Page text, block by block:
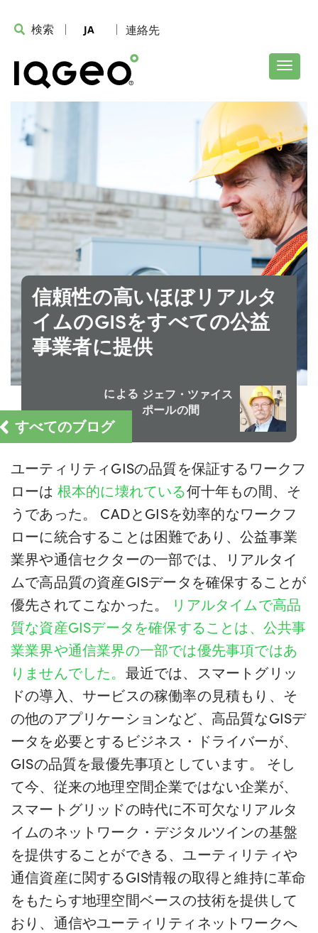
検索 JA 連絡先
すべてのブログ
信頼性の高いほぼリアルタ
イムのGISをすべての公益
事業者に提供
による ジェフ・ツァイス
ポールの間
ユーティリティGISの品質を保証するワークフ
ローは 根本的に壊れている何十年もの間、そ
うであった。 CADとGISを効率的なワークフ
ローに統合することは困難であり、公益事業
業界や通信セクターの一部では、リアルタイ
ムで高品質の資産GISデータを確保することが
優先されてこなかった。
リアルタイムで高品
質な資産GISデータを確保することは、公共事
業業界や通信業界の一部では優先事項ではあ
りませんでした。 最近では、スマートグリッ
ドの導入、サービスの稼働率の見積もり、そ
の他のアプリケーションなど、高品質なGISデ
ータを必要とするビジネス・ドライバーが、
GISの品質を最優先事項としています。 そし
て今、従来の地理空間企業ではない企業が、
スマートグリッドの時代に不可欠なリアルタ
イムのネットワーク・デジタルツインの基盤
を提供することができる、ユーティリティや
通信資産に関するGIS情報の取得と維持に革命
をもたらす地理空間ベースの技術を提供して
おり、通信やユーティリティネットワークへ